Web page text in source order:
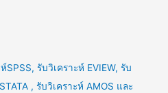
รับวิเคราะห์ EVIEW, รับ
, รับวิเคราะห์ AMOS และ